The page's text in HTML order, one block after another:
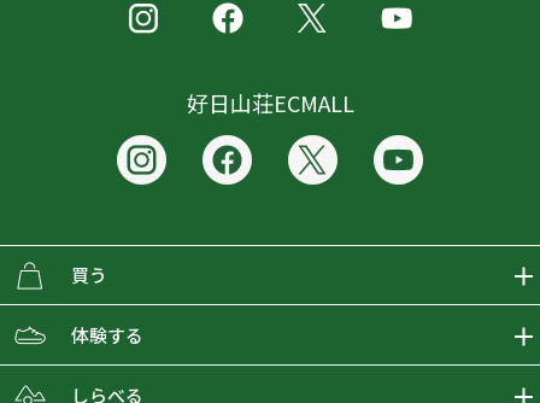
好日山荘ECMALL
買う
ECMALLの商品をさがす
取り扱いブランド一覧
体験する
おとな女子登山部
しらべる